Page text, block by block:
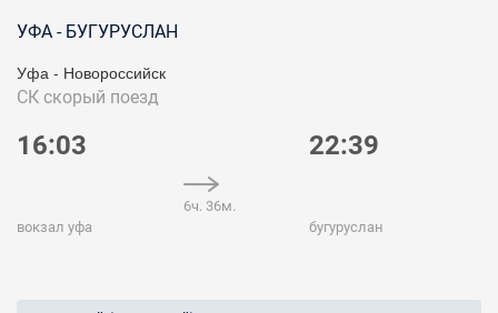
УФА - БУГУРУСЛАН
Уфа - Новороссийск
СК скорый поезд
16:03
вокзал уфа
6ч. 36м.
22:39
бугуруслан